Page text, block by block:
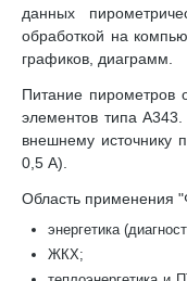
данных
обработкой на
графиков, диаграмм.
Питание пирометров
элементов типа
внешнему источнику
0,5 А).
Область применения
энергетика
ЖКХ;